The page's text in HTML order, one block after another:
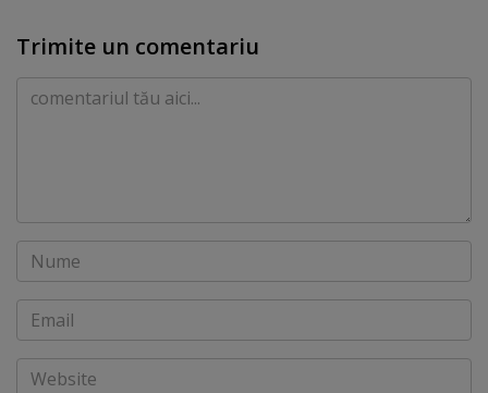
Trimite un comentariu
Comentariu
Nume
Email
Website